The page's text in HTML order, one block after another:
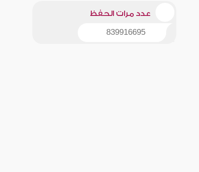
عدد مرات الحفظ
839916695